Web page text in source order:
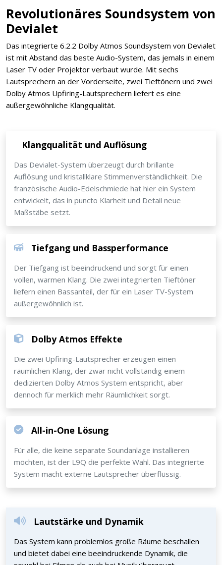
Revolutionäres Soundsystem von
Devialet
Das integrierte 6.2.2 Dolby Atmos Soundsystem von Devialet
ist mit Abstand das beste Audio-System, das jemals in einem
Laser TV oder Projektor verbaut wurde. Mit sechs
Lautsprechern an der Vorderseite, zwei Tieftönern und zwei
Dolby Atmos Upfiring-Lautsprechern liefert es eine
außergewöhnliche Klangqualität.
Klangqualität und Auflösung
Das Devialet-System überzeugt durch brillante
Auflösung und kristallklare Stimmenverständlichkeit. Die
französische Audio-Edelschmiede hat hier ein System
entwickelt, das in puncto Klarheit und Detail neue
Maßstäbe setzt.
Tiefgang und Bassperformance
Der Tiefgang ist beeindruckend und sorgt für einen
vollen, warmen Klang. Die zwei integrierten Tieftöner
liefern einen Bassanteil, der für ein Laser TV-System
außergewöhnlich ist.
Dolby Atmos Effekte
Die zwei Upfiring-Lautsprecher erzeugen einen
räumlichen Klang, der zwar nicht vollständig einem
dedizierten Dolby Atmos System entspricht, aber
dennoch für merklich mehr Räumlichkeit sorgt.
All-in-One Lösung
Für alle, die keine separate Soundanlage installieren
möchten, ist der L9Q die perfekte Wahl. Das integrierte
System macht externe Lautsprecher überflüssig.
Lautstärke und Dynamik
Das System kann problemlos große Räume beschallen
und bietet dabei eine beeindruckende Dynamik, die